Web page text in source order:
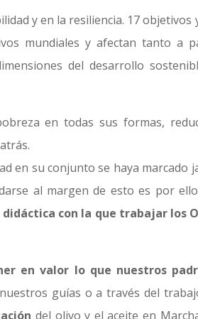
y en la resiliencia. 17 objetivos
mundiales y afectan tanto a
del desarrollo
en todas sus formas,
en su conjunto se haya marcado
al margen de esto es por
con la que trabajar los
en valor lo que nuestros
guías o a través del
del olivo y el aceite en